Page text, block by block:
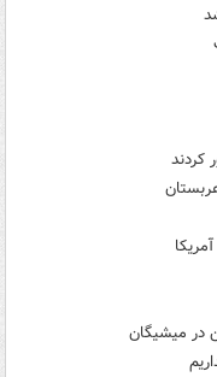
کردند
در میشیگان